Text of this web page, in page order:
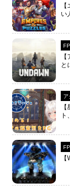
い
と
ア
ト